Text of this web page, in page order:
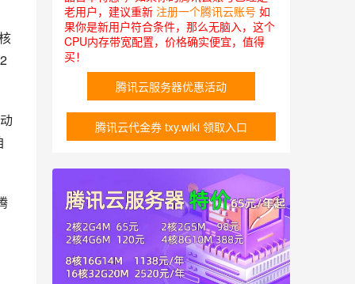
老用户，建议重新 注册一个腾讯云账号 如
果你是新用户符合条件，那么无脑入，这个
CPU内存带宽配置，价格确实便宜，值得
买！
腾讯云服务器优惠活动
腾讯云代金券 txy.wiki 领取入口